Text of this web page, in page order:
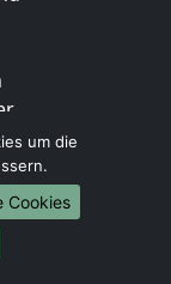
um die
Cookies